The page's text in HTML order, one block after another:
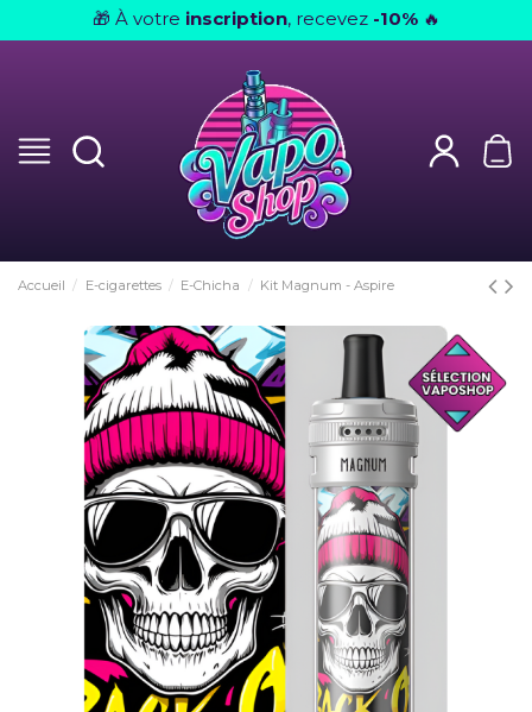
🎁 À votre inscription, recevez -10% 🔥
Accueil E-cigarettes E-Chicha Kit Magnum - Aspire